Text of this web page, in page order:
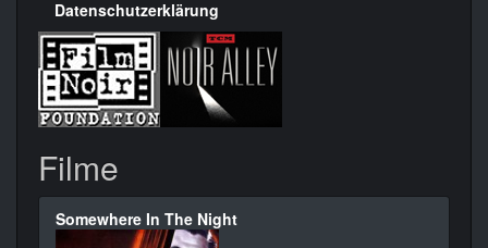
Datenschutzerklärung
Filme
Somewhere In The Night